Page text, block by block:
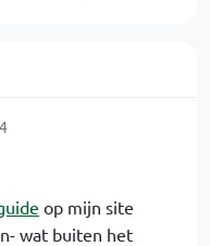
op mijn site
wat buiten het